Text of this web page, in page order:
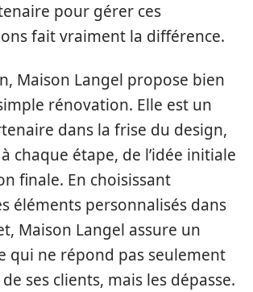
pour gérer ces
fait vraiment la différence.
Maison Langel propose bien
rénovation. Elle est un
dans la frise du design,
chaque étape, de l’idée initiale
finale. En choisissant
éléments personnalisés dans
Maison Langel assure un
qui ne répond pas seulement
ses clients, mais les dépasse.